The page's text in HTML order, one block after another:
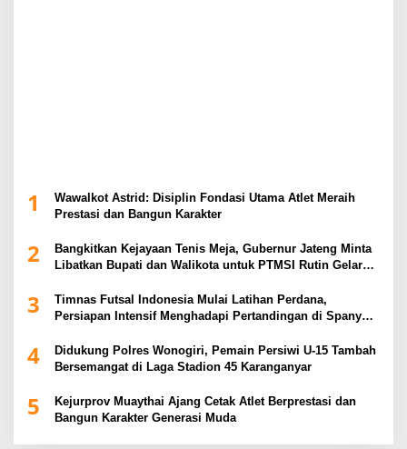
1
Wawalkot Astrid: Disiplin Fondasi Utama Atlet Meraih
Prestasi dan Bangun Karakter
2
Bangkitkan Kejayaan Tenis Meja, Gubernur Jateng Minta
Libatkan Bupati dan Walikota untuk PTMSI Rutin Gelar
3
Timnas Futsal Indonesia Mulai Latihan Perdana,
Persiapan Intensif Menghadapi Pertandingan di Spanyol
4
Didukung Polres Wonogiri, Pemain Persiwi U-15 Tambah
Bersemangat di Laga Stadion 45 Karanganyar
5
Kejurprov Muaythai Ajang Cetak Atlet Berprestasi dan
Bangun Karakter Generasi Muda